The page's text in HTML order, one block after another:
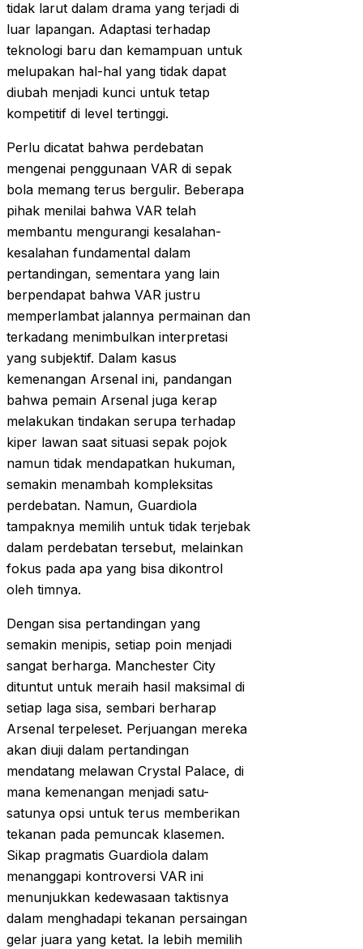
tidak larut dalam drama yang terjadi di
luar lapangan. Adaptasi terhadap
teknologi baru dan kemampuan untuk
melupakan hal-hal yang tidak dapat
diubah menjadi kunci untuk tetap
kompetitif di level tertinggi.
Perlu dicatat bahwa perdebatan
mengenai penggunaan VAR di sepak
bola memang terus bergulir. Beberapa
pihak menilai bahwa VAR telah
membantu mengurangi kesalahan-
kesalahan fundamental dalam
pertandingan, sementara yang lain
berpendapat bahwa VAR justru
memperlambat jalannya permainan dan
terkadang menimbulkan interpretasi
yang subjektif. Dalam kasus
kemenangan Arsenal ini, pandangan
bahwa pemain Arsenal juga kerap
melakukan tindakan serupa terhadap
kiper lawan saat situasi sepak pojok
namun tidak mendapatkan hukuman,
semakin menambah kompleksitas
perdebatan. Namun, Guardiola
tampaknya memilih untuk tidak terjebak
dalam perdebatan tersebut, melainkan
fokus pada apa yang bisa dikontrol
oleh timnya.
Dengan sisa pertandingan yang
semakin menipis, setiap poin menjadi
sangat berharga. Manchester City
dituntut untuk meraih hasil maksimal di
setiap laga sisa, sembari berharap
Arsenal terpeleset. Perjuangan mereka
akan diuji dalam pertandingan
mendatang melawan Crystal Palace, di
mana kemenangan menjadi satu-
satunya opsi untuk terus memberikan
tekanan pada pemuncak klasemen.
Sikap pragmatis Guardiola dalam
menanggapi kontroversi VAR ini
menunjukkan kedewasaan taktisnya
dalam menghadapi tekanan persaingan
gelar juara yang ketat. Ia lebih memilih